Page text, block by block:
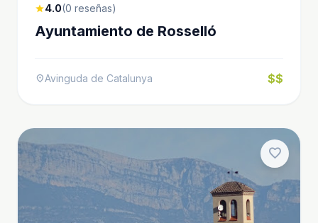
star4.0(0 reseñas)
Ayuntamiento de Rosselló
location_onAvinguda de Catalunya $$
favorite